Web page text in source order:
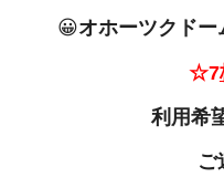
😀オホーツクド
☆7
利用希
ご